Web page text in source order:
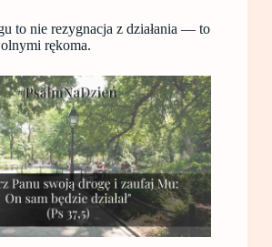
to nie rezygnacja z działania — to
rękoma.